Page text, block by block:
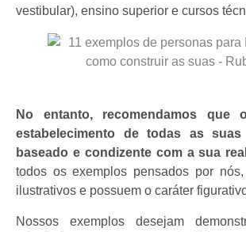
vestibular), ensino superior e cursos
No entanto, recomendamos que
estabelecimento de todas as
baseado e condizente com a sua
todos os exemplos pensados por
ilustrativos e possuem o caráter
Nossos exemplos desejam